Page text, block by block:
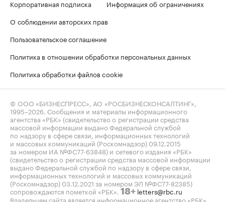
Корпоративная подписка
Информация об ограничениях
О соблюдении авторских прав
Пользовательское соглашение
Политика в отношении обработки персональных данных
Политика обработки файлов cookie
© ООО «БИЗНЕСПРЕСС», АО «РОСБИЗНЕСКОНСАЛТИНГ»,
1995–2026. Сообщения и материалы информационного
агентства «РБК» (свидетельство о регистрации средства
массовой информации выдано Федеральной службой
по надзору в сфере связи, информационных технологий
и массовых коммуникаций (Роскомнадзор) 09.12.2015
за номером ИА №ФС77-63848) и сетевого издания «РБК»
(свидетельство о регистрации средства массовой информации
выдано Федеральной службой по надзору в сфере связи,
информационных технологий и массовых коммуникаций
(Роскомнадзор) 03.12.2021 за номером ЭЛ №ФС77-82385)
сопровождаются пометкой «РБК». 18+ letters@rbc.ru
Владельцем сайта является информационное агентство «РБК».